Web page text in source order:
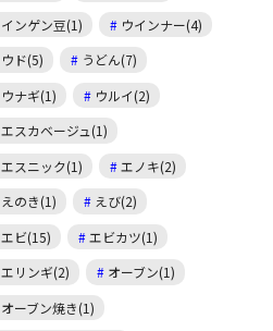
インゲン豆(1)
ウインナー(4)
ウド(5)
うどん(7)
ウナギ(1)
ウルイ(2)
エスカベージュ(1)
エスニック(1)
エノキ(2)
えのき(1)
えび(2)
エビ(15)
エビカツ(1)
エリンギ(2)
オーブン(1)
オーブン焼き(1)